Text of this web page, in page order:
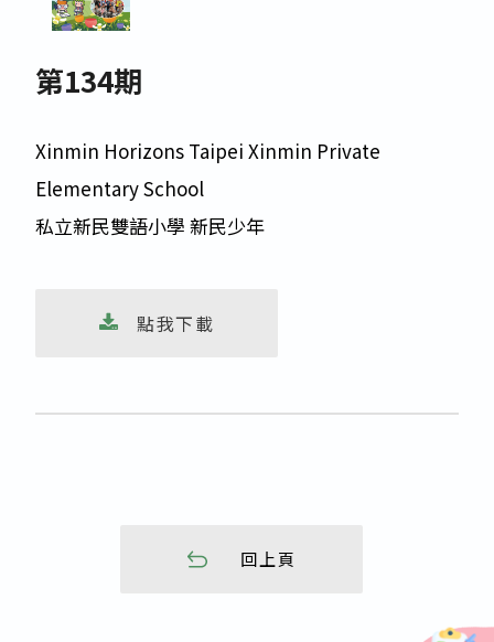
第134期
Xinmin Horizons Taipei Xinmin Private
Elementary School
私立新民雙語小學 新民少年
點我下載
回上頁